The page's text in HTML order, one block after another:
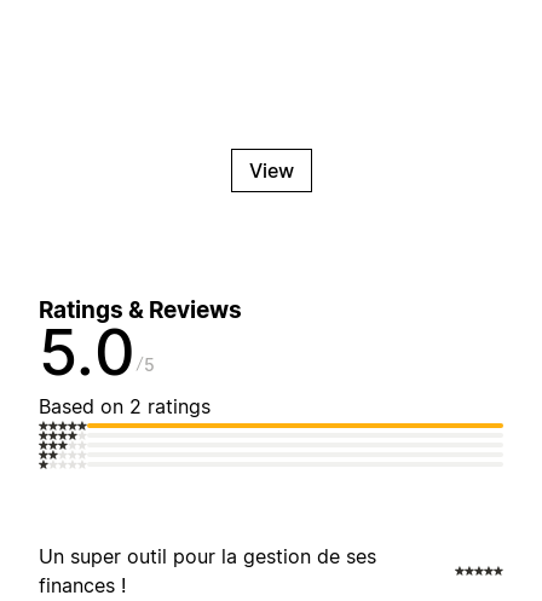
View
Ratings & Reviews
5.0 5
Based on 2 ratings
Un super outil pour la gestion de ses
finances !